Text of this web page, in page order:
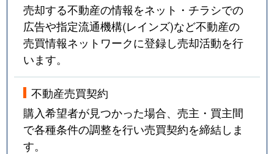
売却する不動産の情報をネット・チラシでの
広告や指定流通機構(レインズ)など不動産の
売買情報ネットワークに登録し売却活動を行
います。
不動産売買契約
購入希望者が見つかった場合、売主・買主間
で各種条件の調整を行い売買契約を締結しま
す。